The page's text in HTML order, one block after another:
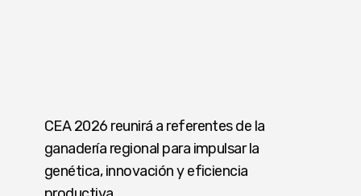
CEA 2026 reunirá a referentes de la
ganadería regional para impulsar la
genética, innovación y eficiencia